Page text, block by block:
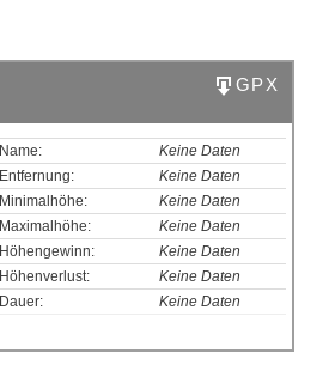
GPX
Name:
Keine Daten
Entfernung:
Keine Daten
Minimalhöhe:
Keine Daten
Maximalhöhe:
Keine Daten
Höhengewinn:
Keine Daten
Höhenverlust:
Keine Daten
Dauer:
Keine Daten